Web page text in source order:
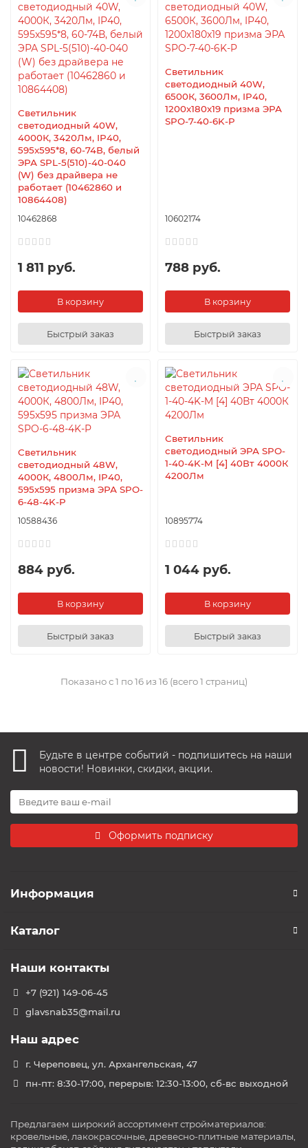
Светильник
светодиодный 40W,
4000К, 3420Лм, IP40,
595x595*8, 60-74В, белый
ЭРА SPL-5(510)-40-040
(W) без драйвера не
работает (10462860 и
10864408)
10462868
1 811 руб.
В корзину
Быстрый заказ
Светильник
светодиодный 40W,
6500К, 3600Лм, IP40,
1200x180x19 призма ЭРА
SPO-7-40-6K-P
10602174
788 руб.
В корзину
Быстрый заказ
Светильник
светодиодный 48W,
4000К, 4800Лм, IP40,
595x595 призма ЭРА SPO-
6-48-4K-P
10588436
884 руб.
В корзину
Быстрый заказ
Светильник
светодиодный ЭРА SPO-
1-40-4K-M [4] 40Вт 4000К
4200Лм
10895774
1 044 руб.
В корзину
Быстрый заказ
Показано с 1 по 16 из 16 (всего 1 страниц)
Будьте в центре событий - подпишитесь на наши
новости! Новинки, скидки, акции.
Оформить подписку
Информация
Каталог
Наши контакты
+7 (921) 149-06-45
glavsnab35@mail.ru
Наш адрес
г. Череповец, ул. Архангельская, 47
пн-пт: 8:30-17:00, перерыв: 12:30-13:00, сб-вс выходной
Предлагаем широкий ассортимент стройматериалов:
кровельные, лакокрасочные, древесно-плитные материалы,